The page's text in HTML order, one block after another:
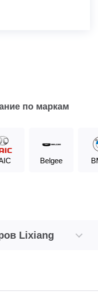
по маркам
Belgee
Lixiang